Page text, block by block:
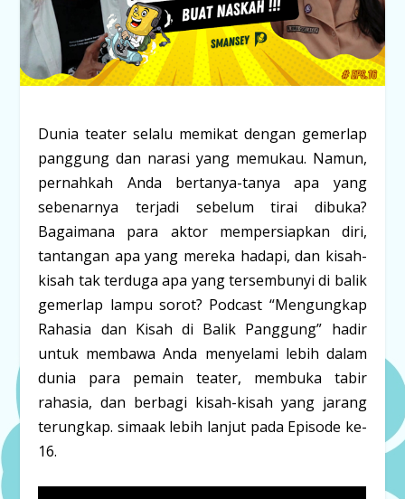
Dunia teater selalu memikat dengan gemerlap
panggung dan narasi yang memukau. Namun,
pernahkah Anda bertanya-tanya apa yang
sebenarnya terjadi sebelum tirai dibuka?
Bagaimana para aktor mempersiapkan diri,
tantangan apa yang mereka hadapi, dan kisah-
kisah tak terduga apa yang tersembunyi di balik
gemerlap lampu sorot? Podcast “Mengungkap
Rahasia dan Kisah di Balik Panggung” hadir
untuk membawa Anda menyelami lebih dalam
dunia para pemain teater, membuka tabir
rahasia, dan berbagi kisah-kisah yang jarang
terungkap. simaak lebih lanjut pada Episode ke-
16.